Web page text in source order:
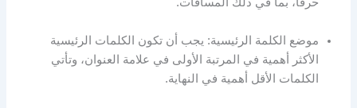
حرفًا، بما في ذلك المسافات.
موضع الكلمة الرئيسية: يجب أن تكون الكلمات الرئيسية
الأكثر أهمية في المرتبة الأولى في علامة العنوان، وتأتي
الكلمات الأقل أهمية في النهاية.